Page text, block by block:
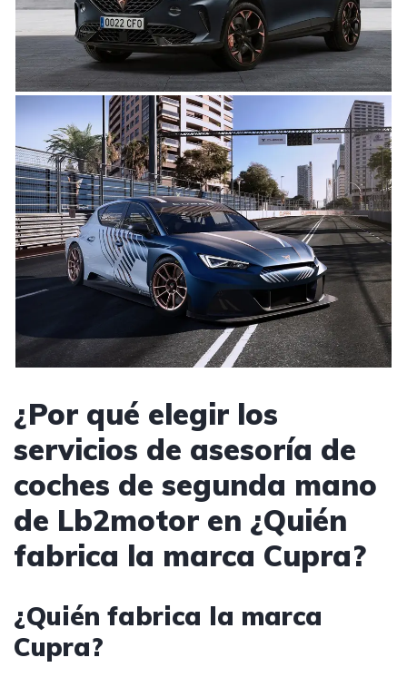
¿Por qué elegir los
servicios de asesoría de
coches de segunda mano
de Lb2motor en ¿Quién
fabrica la marca Cupra?
¿Quién fabrica la marca
Cupra?